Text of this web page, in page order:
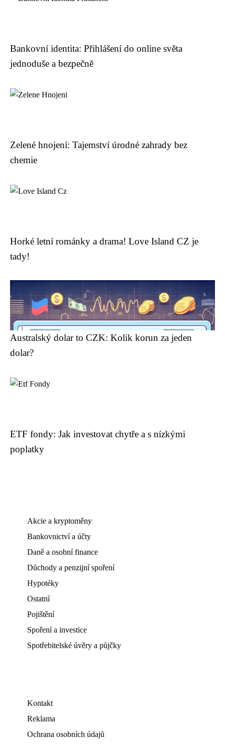
Bankovní identita: Přihlášení do online světa
jednoduše a bezpečně
Zelené hnojení: Tajemství úrodné zahrady bez
chemie
Horké letní románky a drama! Love Island CZ je
tady!
Australský dolar to CZK: Kolik korun za jeden
dolar?
ETF fondy: Jak investovat chytře a s nízkými
poplatky
Akcie a kryptoměny
Bankovnictví a účty
Daně a osobní finance
Důchody a penzijní spoření
Hypotéky
Ostatní
Pojištění
Spoření a investice
Spotřebitelské úvěry a půjčky
Kontakt
Reklama
Ochrana osobních údajů